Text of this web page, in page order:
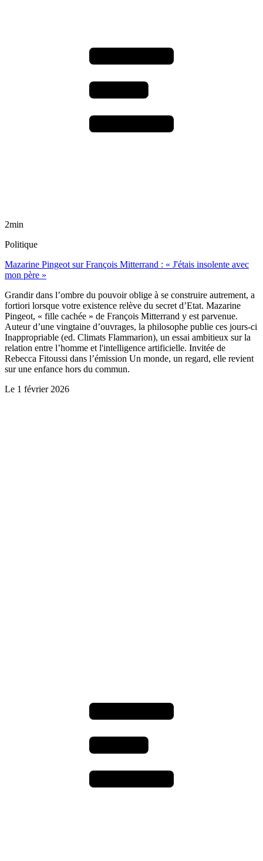
2min
Politique
Mazarine Pingeot sur François Mitterrand : « J'étais insolente avec
mon père »
Grandir dans l’ombre du pouvoir oblige à se construire autrement, a
fortiori lorsque votre existence relève du secret d’Etat. Mazarine
Pingeot, « fille cachée » de François Mitterrand y est parvenue.
Auteur d’une vingtaine d’ouvrages, la philosophe publie ces jours-ci
Inappropriable (ed. Climats Flammarion), un essai ambitieux sur la
relation entre l’homme et l'intelligence artificielle. Invitée de
Rebecca Fitoussi dans l’émission Un monde, un regard, elle revient
sur une enfance hors du commun.
Le 1 février 2026